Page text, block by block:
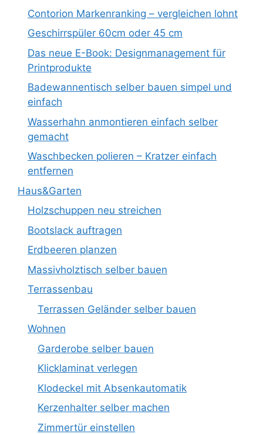
Contorion Markenranking – vergleichen lohnt
Geschirrspüler 60cm oder 45 cm
Das neue E-Book: Designmanagement für
Printprodukte
Badewannentisch selber bauen simpel und
einfach
Wasserhahn anmontieren einfach selber
gemacht
Waschbecken polieren – Kratzer einfach
entfernen
Haus&Garten
Holzschuppen neu streichen
Bootslack auftragen
Erdbeeren planzen
Massivholztisch selber bauen
Terrassenbau
Terrassen Geländer selber bauen
Wohnen
Garderobe selber bauen
Klicklaminat verlegen
Klodeckel mit Absenkautomatik
Kerzenhalter selber machen
Zimmertür einstellen